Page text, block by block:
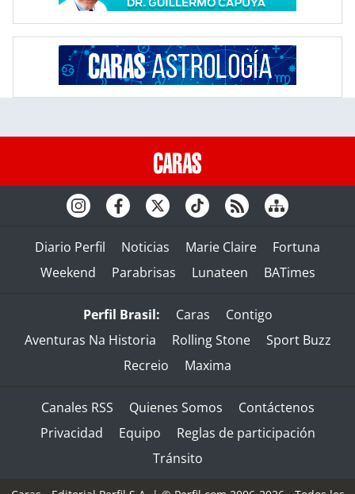
Diario Perfil Noticias Marie Claire
Fortuna
Weekend
Parabrisas Lunateen BATimes
Perfil Brasil: Caras
Contigo
Aventuras Na Historia
Rolling Stone
Sport Buzz
Recreio
Maxima
Canales RSS Quienes Somos
Contáctenos
Privacidad
Equipo
Reglas de participación
Tránsito